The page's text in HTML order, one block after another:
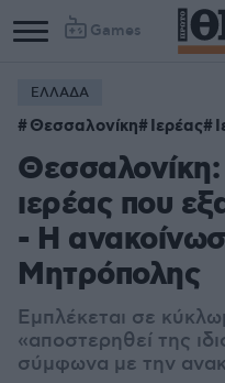
Games
ΕΛΛΑΔΑ
Θεσσαλονίκη Ιερέας
ιερέας που
- Η
Μητρόπολης
Εμπλέκεται σε
«αποστερηθεί της
σύμφωνα με την